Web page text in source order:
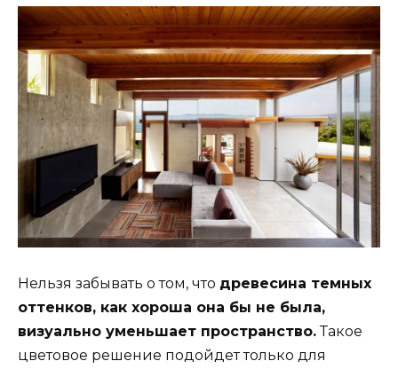
Нельзя забывать о том, что древесина темных
оттенков, как хороша она бы не была,
визуально уменьшает пространство.Такое
цветовое решение подойдет только для